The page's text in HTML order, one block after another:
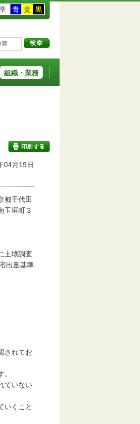
青 黄 黒
組織・業務
印刷する
04月19日
都千代田
玉垣町３
土壌調査
出量基準
されてお
ていない
いくこと